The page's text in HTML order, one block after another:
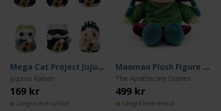
Mega Cat Project Jujutsu Kaisen - Fortune Cats (Blind Pack)
Jujutsu Kaisen
169 kr
Längre leveranstid
Maomao Plush Figure 22 cm
The Apothecary Diaries
499 kr
Längre leveranstid